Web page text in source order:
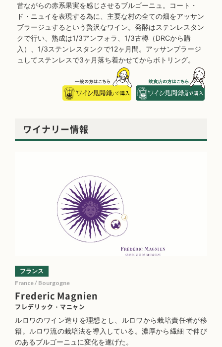
昔ながらの赤系果実を感じさせるブルゴーニュ。コート・
ド・ニュイを表現する為に、主要な村の全ての畑をアッサン
ブラージュするという贅沢なワイン。発酵はステンレスタン
クで行い、熟成は1/3アンフォラ、1/3古樽（DRCから購
入）、1/3ステンレスタンクで12ヶ月間。アッサンブラージ
ュしてステンレスで3ヶ月落ち着かせてからボトリング。
ワイナリー情報
Frederic Magnien
フレデリック・マニャン
フランス
France / Bourgogne
ルロワのワイン造りを理想とし、ルロワから栽培責任者が移
籍。ルロワ流の栽培法を導入している。濃厚から繊細 で伸び
のあるブルゴーニュに変化を遂げた。